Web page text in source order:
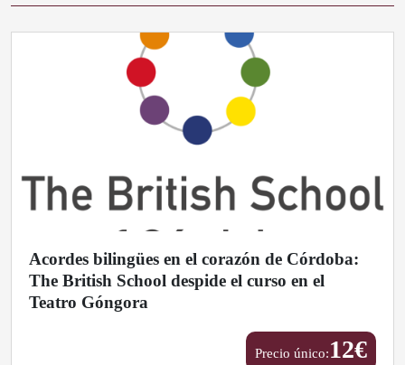
Acordes bilingües en el corazón de Córdoba:
The British School despide el curso en el
Teatro Góngora
Precio único:12€